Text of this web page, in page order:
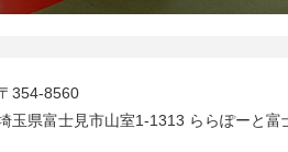
354-8560
玉県富士見市山室1-1313 ららぽーと富